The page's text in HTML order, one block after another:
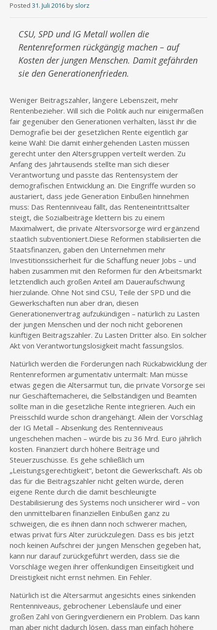
Posted 31. Juli 2016 by slorz
CSU, SPD und IG Metall wollen die
Rentenreformen rückgängig machen – auf
Kosten der jungen Menschen. Damit gefährden
sie den Generationenfrieden.
Weniger Beitragszahler, längere Lebenszeit, mehr
Rentenbezieher. Will sich die Politik auch nur einigermaßen
fair gegenüber den Generationen verhalten, lässt ihr die
Demografie bei der gesetzlichen Rente eigentlich gar
keine Wahl: Die damit einhergehenden Lasten müssen
gerecht unter den Altersgruppen verteilt werden. Zu
Anfang des Jahrtausends stellte man sich dieser
Verantwortung und passte das Rentensystem der
demografischen Entwicklung an. Die Eingriffe wurden so
austariert, dass jede Generation Einbußen hinnehmen
muss: Das Rentenniveau fällt, das Renteneintrittsalter
steigt, die Sozialbeiträge klettern bis zu einem
Maximalwert, die private Altersvorsorge wird ergänzend
staatlich subventioniert.Diese Reformen stabilisierten die
Staatsfinanzen, gaben den Unternehmen mehr
Investitionssicherheit für die Schaffung neuer Jobs – und
haben zusammen mit den Reformen für den Arbeitsmarkt
letztendlich auch großen Anteil am Daueraufschwung
hierzulande. Ohne Not sind CSU, Teile der SPD und die
Gewerkschaften nun aber dran, diesen
Generationenvertrag aufzukündigen – natürlich zu Lasten
der jungen Menschen und der noch nicht geborenen
künftigen Beitragszahler. Zu Lasten Dritter also. Ein solcher
Akt von Verantwortungslosigkeit macht fassungslos.
Natürlich werden die Forderungen nach Rückabwicklung der
Rentenreformen argumentativ untermalt: Man müsse
etwas gegen die Altersarmut tun, die private Vorsorge sei
nur Geschäftemacherei, die Selbständigen und Beamten
sollte man in die gesetzliche Rente integrieren. Auch ein
Preisschild wurde schon drangehängt. Allein der Vorschlag
der IG Metall – Absenkung des Rentenniveaus
ungeschehen machen – würde bis zu 36 Mrd. Euro jährlich
kosten. Finanziert durch höhere Beiträge und
Steuerzuschüsse. Es gehe schließlich um
„Leistungsgerechtigkeit“, betont die Gewerkschaft. Als ob
das für die Beitragszahler nicht gelten würde, deren
eigene Rente durch die damit beschleunigte
Destabilisierung des Systems noch unsicherer wird – von
den unmittelbaren finanziellen Einbußen ganz zu
schweigen, die es ihnen dann noch schwerer machen,
etwas privat fürs Alter zurückzulegen. Dass es bis jetzt
noch keinen Aufschrei der jungen Menschen gegeben hat,
kann nur darauf zurückgeführt werden, dass sie die
Vorschläge wegen ihrer offenkundigen Einseitigkeit und
Dreistigkeit nicht ernst nehmen. Ein Fehler.
Natürlich ist die Altersarmut angesichts eines sinkenden
Rentenniveaus, gebrochener Lebensläufe und einer
großen Zahl von Geringverdienern ein Problem. Das kann
man aber nicht dadurch lösen, dass man einfach höhere